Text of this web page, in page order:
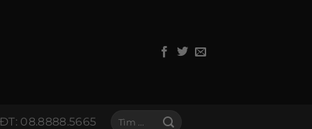
ĐT: 08.8888.5665
Tìm